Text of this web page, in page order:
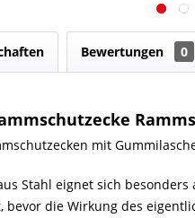
Bewertungen 0
mit
Stahl eignet sich
die Wirkung des